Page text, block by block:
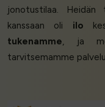
jonotustilaa. Heidän
kanssaan oli ilo
tukenamme, ja
tarvitsemamme